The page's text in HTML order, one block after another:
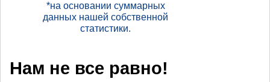
*на основании суммарных
данных нашей собственной
статистики.
Нам не все равно!